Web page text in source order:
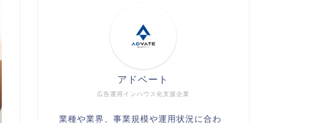
広告運用インハウス化支援企業
アドベート
業種や業界、事業規模や運用状況に合わ